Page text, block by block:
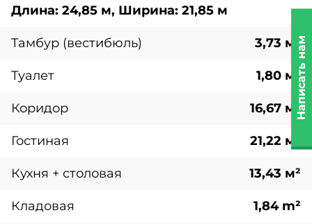
Длина: 24,85 м, Ширина: 21,85 м
Тамбур (вестибюль) 3,73 м²
Туалет 1,80 м²
Коридор 16,67 м²
Гостиная 21,22 м²
Кухня + столовая 13,43 м²
Кладовая 1,84 m²
Написать нам